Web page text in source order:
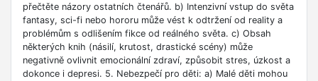
přečtěte názory ostatních čtenářů. b) Intenzivní vstup do světa
fantasy, sci-fi nebo hororu může vést k odtržení od reality a
problémům s odlišením fikce od reálného světa. c) Obsah
některých knih (násilí, krutost, drastické scény) může
negativně ovlivnit emocionální zdraví, způsobit stres, úzkost a
dokonce i depresi. 5. Nebezpečí pro děti: a) Malé děti mohou